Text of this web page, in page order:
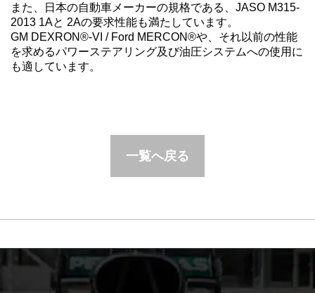
また、日本の自動車メーカーの規格である、JASO M315-
2013 1Aと 2Aの要求性能も満たしています。
GM DEXRON®-VI / Ford MERCON®や、それ以前の性能
を求めるパワーステアリング及び油圧システムへの使用に
も適しています。
一覧へ戻る